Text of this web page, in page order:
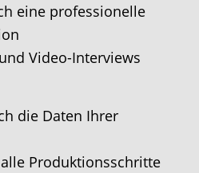
eine professionelle
Video-Interviews
die Daten Ihrer
Produktionsschritte